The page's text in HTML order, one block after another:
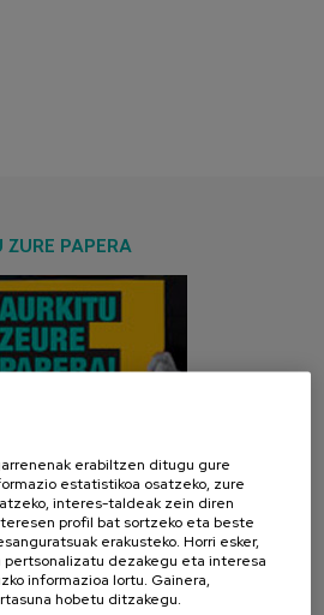
ZURE PAPERA
erabiltzen ditugu gure
estatistikoa osatzeko, zure
interes-taldeak zein diren
profil bat sortzeko eta beste
erakusteko. Horri esker,
dezakegu eta interesa
informazioa lortu. Gainera,
hobetu ditzakegu.